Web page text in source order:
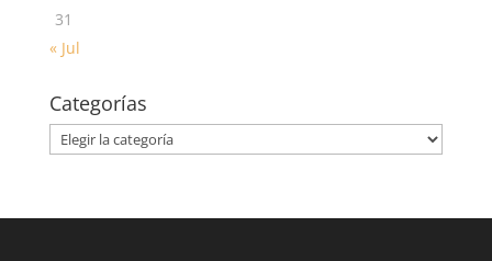
31
« Jul
Categorías
Categorías